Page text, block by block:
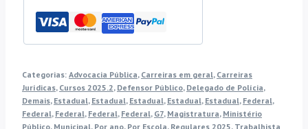
Categorias: Advocacia Pública, Carreiras em geral, Carreiras
Jurídicas, Cursos 2025.2, Defensor Público, Delegado de Polícia,
Demais, Estadual, Estadual, Estadual, Estadual, Estadual, Federal,
Federal, Federal, Federal, Federal, G7, Magistratura, Ministério
Público, Municipal, Por ano, Por Escola, Regulares 2025, Trabalhista